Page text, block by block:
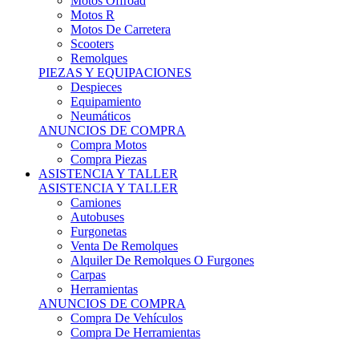
Motos R
Motos De Carretera
Scooters
Remolques
PIEZAS Y EQUIPACIONES
Despieces
Equipamiento
Neumáticos
ANUNCIOS DE COMPRA
Compra Motos
Compra Piezas
ASISTENCIA Y TALLER
ASISTENCIA Y TALLER
Camiones
Autobuses
Furgonetas
Venta De Remolques
Alquiler De Remolques O Furgones
Carpas
Herramientas
ANUNCIOS DE COMPRA
Compra De Vehículos
Compra De Herramientas